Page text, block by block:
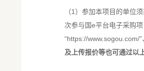
（1）参加本项目的单位
次参与国e平台电子采购
“https://www.sogou.com/
及上传报价等也可通过以